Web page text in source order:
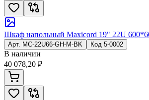
Шкаф напольный Maxicord 19" 22U
Арт. MC-22U66-GH-M-BK Код 5-0002
В наличии
40 078,20 ₽